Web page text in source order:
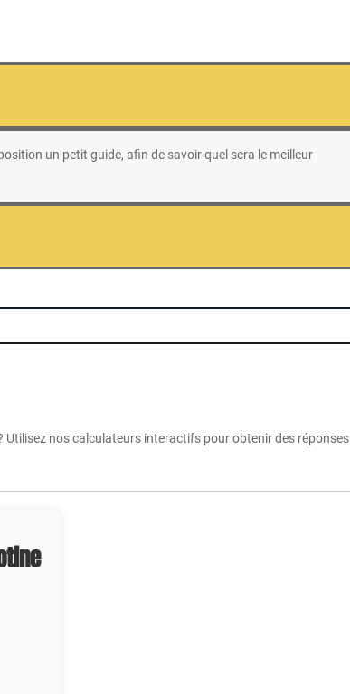
un petit guide, afin de savoir quel sera le meilleur
nos calculateurs interactifs pour obtenir des réponses